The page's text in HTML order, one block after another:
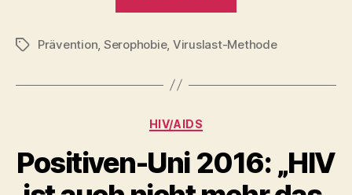
Kondom“
Schlagwörter
Prävention Serophobie, Viruslast-Methode
Kategorien
HIV/AIDS
Positiven-Uni 2016: „HIV